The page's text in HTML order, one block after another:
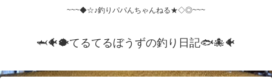
~~~◆☆♪釣りパパんちゃんねる★◇◎~~~
🦈🐠🐡てるてるぼうずの釣り日記🐟️🐙🐠